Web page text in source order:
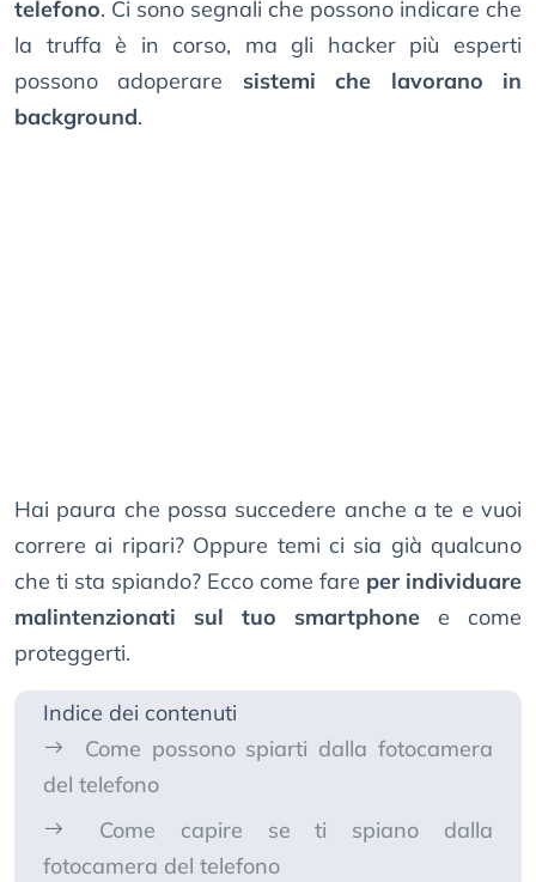
telefono. Ci sono segnali che possono indicare che
la truffa è in corso, ma gli hacker più esperti
possono adoperare sistemi che lavorano in
background.
Hai paura che possa succedere anche a te e vuoi
correre ai ripari? Oppure temi ci sia già qualcuno
che ti sta spiando? Ecco come fare per individuare
malintenzionati sul tuo smartphone e come
proteggerti.
Indice dei contenuti
Come possono spiarti dalla fotocamera
del telefono
Come capire se ti spiano dalla
fotocamera del telefono